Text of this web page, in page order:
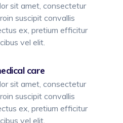
sit amet, consectetur
suscipit convallis
ex, pretium efficitur
vel elit.
care
sit amet, consectetur
suscipit convallis
ex, pretium efficitur
vel elit.